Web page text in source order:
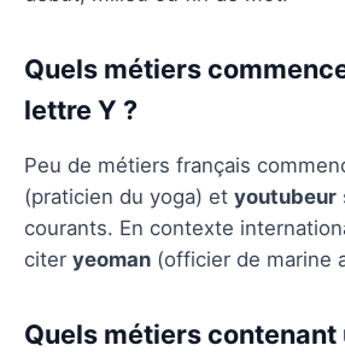
Quels métiers
lettre Y ?
Peu de métiers français
(praticien du yoga) et youtubeur
courants. En contexte
citer yeoman (officier de marine
Quels métiers contenant